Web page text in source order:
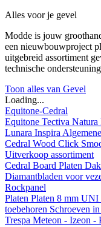
Alles voor je gevel
Modde is jouw
een nieuwbouwproject
uitgebreid assortiment
technische
Toon alles van Gevel
Loading...
Equitone-Cedral
Equitone Tectiva Natura
Lunara Inspira
Cedral Wood Click
Uitverkoop assortiment
Cedral Board Platen
Diamantbladen voor
Rockpanel
Platen Platen 8 mm UNI
toebehoren Schroeven
Trespa Meteon - Izeon -